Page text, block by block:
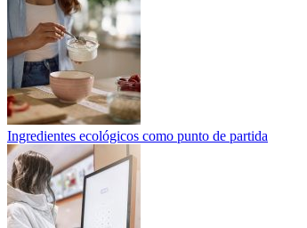
Ingredientes ecológicos como punto de partida